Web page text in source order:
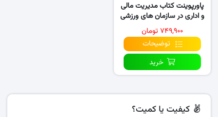
پاورپوینت کتاب مدیریت مالی
و اداری در سازمان های ورزشی
(تمام فصول)
۷۴۹,۹۰۰ تومان
توضیحات
خرید
کیفیت یا کمیت؟